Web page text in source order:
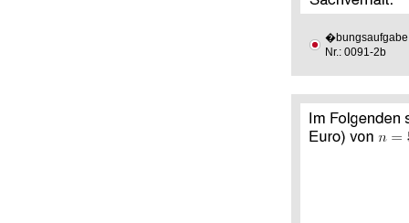
�bungsaufgabe
Nr.: 0091-2b